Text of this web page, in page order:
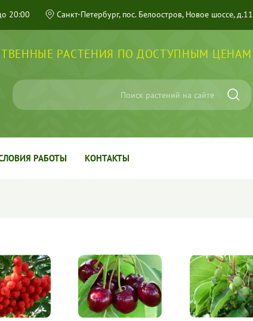
20:00 Санкт-Петербург, пос. Белоостров, Новое шоссе, д.11
РАСТЕНИЯ ПО ДОСТУПНЫМ ЦЕНАМ
РАБОТЫ КОНТАКТЫ